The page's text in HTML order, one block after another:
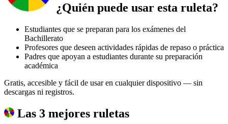
¿Quién puede usar esta ruleta?
Estudiantes que se preparan para los exámenes del
Bachillerato
Profesores que deseen actividades rápidas de repaso o práctica
Padres que apoyan a estudiantes durante su preparación
académica
Gratis, accesible y fácil de usar en cualquier dispositivo — sin
descargas ni registros.
Las 3 mejores ruletas